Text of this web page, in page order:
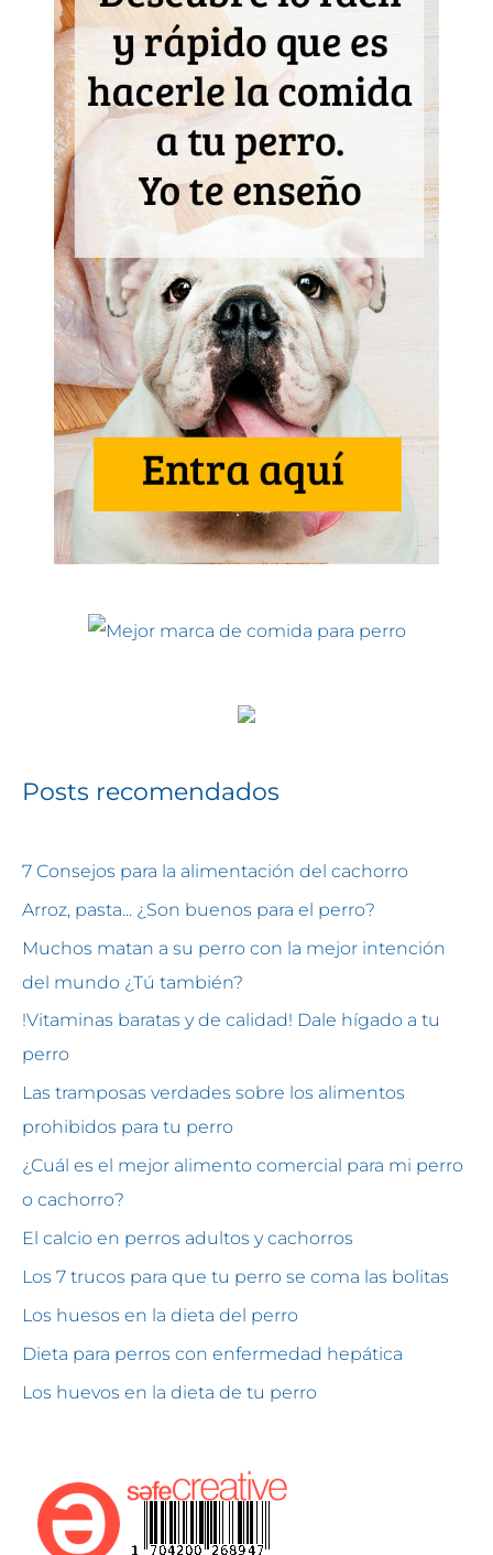
Posts recomendados
7 Consejos para la alimentación del cachorro
Arroz, pasta... ¿Son buenos para el perro?
Muchos matan a su perro con la mejor intención
del mundo ¿Tú también?
!Vitaminas baratas y de calidad! Dale hígado a tu
perro
Las tramposas verdades sobre los alimentos
prohibidos para tu perro
¿Cuál es el mejor alimento comercial para mi perro
o cachorro?
El calcio en perros adultos y cachorros
Los 7 trucos para que tu perro se coma las bolitas
Los huesos en la dieta del perro
Dieta para perros con enfermedad hepática
Los huevos en la dieta de tu perro